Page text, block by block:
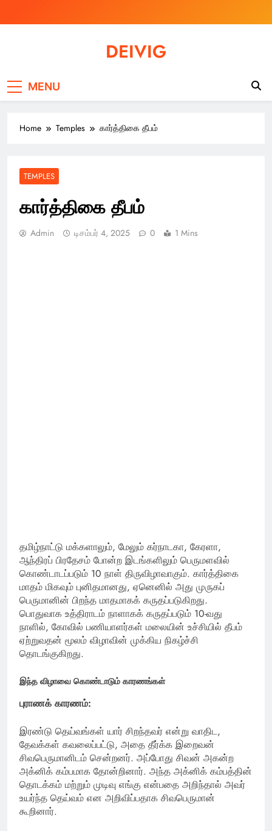
DEIVIG
MENU
Home Temples கார்த்திகை தீபம்
TEMPLES
கார்த்திகை தீபம்
Admin டிசம்பர் 4, 2025 0 1 Mins
தமிழ்நாட்டு மக்களாலும், மேலும் கர்நாடகா, கேரளா,
ஆந்திரப் பிரதேசம் போன்ற இடங்களிலும் பெருமளவில்
கொண்டாடப்படும் 10 நாள் திருவிழாவாகும். கார்த்திகை
மாதம் மிகவும் புனிதமானது, ஏனெனில் அது முருகப்
பெருமானின் பிறந்த மாதமாகக் கருதப்படுகிறது.
பொதுவாக உத்திராடம் நாளாகக் கருதப்படும் 10-வது
நாளில், கோவில் பணியாளர்கள் மலையின் உச்சியில் தீபம்
ஏற்றுவதன் மூலம் விழாவின் முக்கிய நிகழ்ச்சி
தொடங்குகிறது.
இந்த விழாவை கொண்டாடும் காரணங்கள்
புராணக் காரணம்:
இரண்டு தெய்வங்கள் யார் சிறந்தவர் என்று வாதிட,
தேவக்கள் கவலைப்பட்டு, அதை தீர்க்க இறைவன்
சிவபெருமானிடம் சென்றனர். அப்போது சிவன் அகன்ற
அக்னிக் கம்பமாக தோன்றினார். அந்த அக்னிக் கம்பத்தின்
தொடக்கம் மற்றும் முடிவு எங்கு என்பதை அறிந்தால் அவர்
உயர்ந்த தெய்வம் என அறிவிப்பதாக சிவபெருமான்
கூறினார்.